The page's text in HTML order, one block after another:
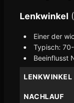
Lenkwinkel
Einer der
Typisch:
Beeinflusst
LENKWINKEL
NACHLAUF